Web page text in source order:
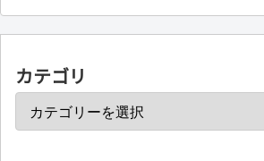
カテゴリ